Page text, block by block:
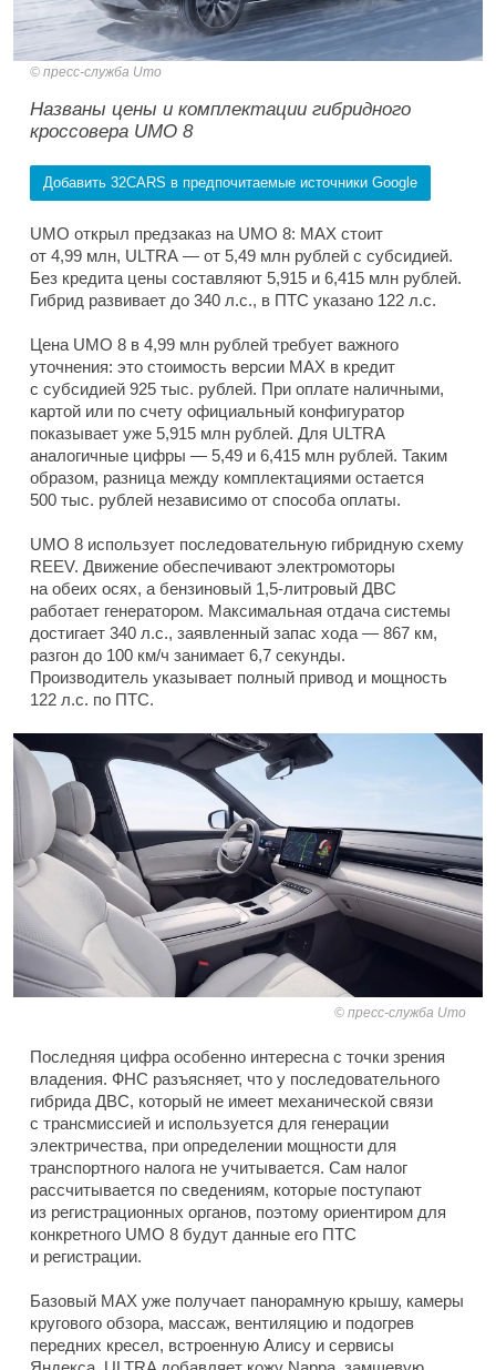
пресс-служба Umo
Названы цены и комплектации гибридного
кроссовера UMO 8
Добавить 32CARS в предпочитаемые источники Google
UMO открыл предзаказ на UMO 8: MAX стоит
от 4,99 млн, ULTRA — от 5,49 млн рублей с субсидией.
Без кредита цены составляют 5,915 и 6,415 млн рублей.
Гибрид развивает до 340 л.с., в ПТС указано 122 л.с.
Цена UMO 8 в 4,99 млн рублей требует важного
уточнения: это стоимость версии MAX в кредит
с субсидией 925 тыс. рублей. При оплате наличными,
картой или по счету официальный конфигуратор
показывает уже 5,915 млн рублей. Для ULTRA
аналогичные цифры — 5,49 и 6,415 млн рублей. Таким
образом, разница между комплектациями остается
500 тыс. рублей независимо от способа оплаты.
UMO 8 использует последовательную гибридную схему
REEV. Движение обеспечивают электромоторы
на обеих осях, а бензиновый 1,5-литровый ДВС
работает генератором. Максимальная отдача системы
достигает 340 л.с., заявленный запас хода — 867 км,
разгон до 100 км/ч занимает 6,7 секунды.
Производитель указывает полный привод и мощность
122 л.с. по ПТС.
пресс-служба Umo
Последняя цифра особенно интересна с точки зрения
владения. ФНС разъясняет, что у последовательного
гибрида ДВС, который не имеет механической связи
с трансмиссией и используется для генерации
электричества, при определении мощности для
транспортного налога не учитывается. Сам налог
рассчитывается по сведениям, которые поступают
из регистрационных органов, поэтому ориентиром для
конкретного UMO 8 будут данные его ПТС
и регистрации.
Базовый MAX уже получает панорамную крышу, камеры
кругового обзора, массаж, вентиляцию и подогрев
передних кресел, встроенную Алису и сервисы